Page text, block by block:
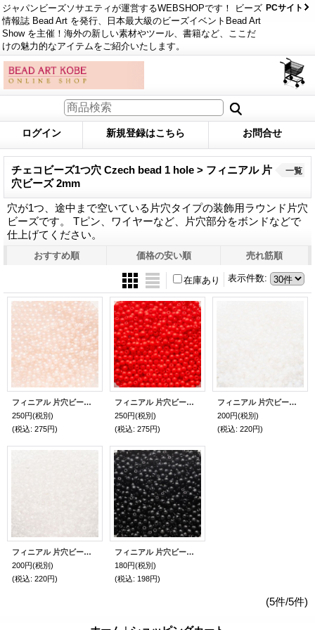
ジャパンビーズソサエティが運営するWEBSHOPです！ ビーズ
情報誌 Bead Art を発行、日本最大級のビーズイベントBead Art
Show を主催！海外の新しい素材やツール、書籍など、ここだ
けの魅力的なアイテムをご紹介いたします。
PCサイト
ログイン 新規登録はこちら お問合せ
チェコビーズ1つ穴 Czech bead 1 hole > フィニアル 片
穴ビーズ 2mm
穴が1つ、途中まで空いている片穴タイプの装飾用ラウンド片穴
ビーズです。 Tピン、ワイヤーなど、片穴部分をボンドなどで
仕上げてください。
一覧
おすすめ順 価格の安い順 売れ筋順
表示件数:
在庫あり
フィニアル 片穴ビーズ 2mmメタル ラスター ロザリン
250円(税別)
(税込: 275円)
フィニアル 片穴ビーズ 2mm オパークレッド
250円(税別)
(税込: 275円)
フィニアル 片穴ビーズ 2mm ミルキー ホワイト
200円(税別)
(税込: 220円)
フィニアル 片穴ビーズ 2mm クリスタル
200円(税別)
(税込: 220円)
フィニアル 片穴ビーズ 2mm ジェット
180円(税別)
(税込: 198円)
(5件/5件)